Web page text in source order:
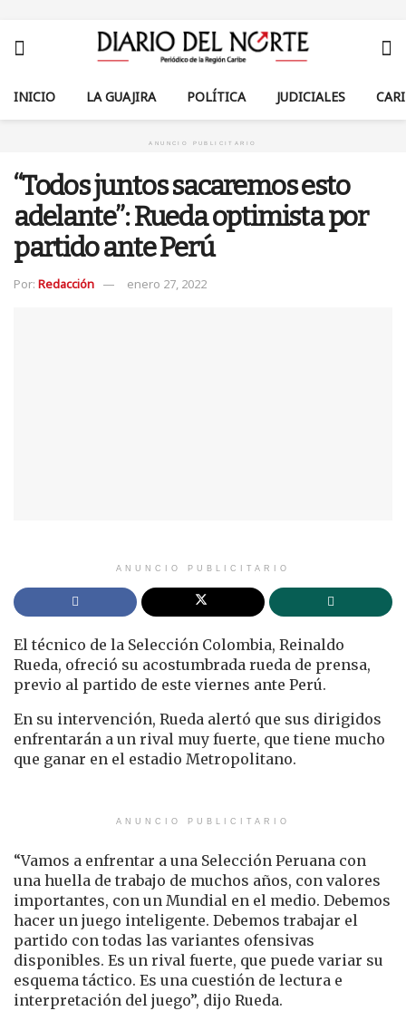
INICIO LA GUAJIRA POLÍTICA JUDICIALES
ANUNCIO PUBLICITARIO
“Todos juntos sacaremos esto
adelante”: Rueda optimista por
partido ante Perú
Por: Redacción enero 27, 2022
ANUNCIO PUBLICITARIO
El técnico de la Selección Colombia, Reinaldo
Rueda, ofreció su acostumbrada rueda de prensa,
previo al partido de este viernes ante Perú.
En su intervención, Rueda alertó que sus dirigidos
enfrentarán a un rival muy fuerte, que tiene mucho
que ganar en el estadio Metropolitano.
ANUNCIO PUBLICITARIO
“Vamos a enfrentar a una Selección Peruana con
una huella de trabajo de muchos años, con valores
importantes, con un Mundial en el medio. Debemos
hacer un juego inteligente. Debemos trabajar el
partido con todas las variantes ofensivas
disponibles. Es un rival fuerte, que puede variar su
esquema táctico. Es una cuestión de lectura e
interpretación del juego”, dijo Rueda.